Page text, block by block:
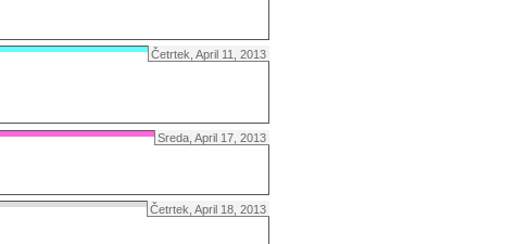
Četrtek, April 11, 2013
Sreda, April 17, 2013
Četrtek, April 18, 2013